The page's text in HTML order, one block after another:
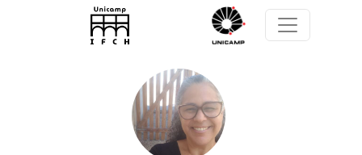
Pular para o conteúdo principal